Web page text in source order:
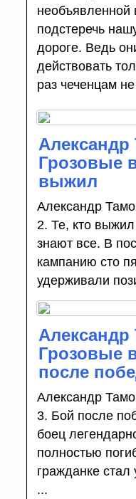
необъявленной
подстеречь
дороге. Ведь
действовать
раз чеченцам
Александр
Грозовые
выжил
Александр
2. Те, кто
знают все. В
кампанию сто
удерживали
Александр
Грозовые
после
Александр
3. Бой после
боец
полностью
гражданке стал
...